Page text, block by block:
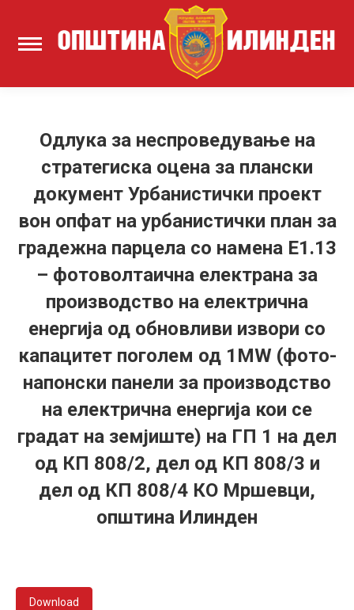
Одлука за неспроведување на
стратегиска оцена за плански
документ Урбанистички проект
вон опфат на урбанистички план за
градежна парцела со намена Е1.13
– фотоволтаична електрана за
производство на електрична
енергија од обновливи извори со
капацитет поголем од 1MW (фото-
напонски панели за производство
на електрична енергија кои се
градат на земјиште) на ГП 1 на дел
од КП 808/2, дел од КП 808/3 и
дел од КП 808/4 КО Мршевци,
општина Илинден
Download